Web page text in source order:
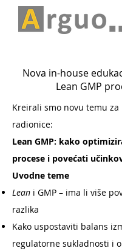
Nova in-house
Lean GMP
Kreirali smo novu temu za
radionice:
Lean GMP: kako
procese i povećati
Uvodne teme
Lean i GMP – ima li više
razlika
Kako uspostaviti balans
regulatorne sukladnosti i